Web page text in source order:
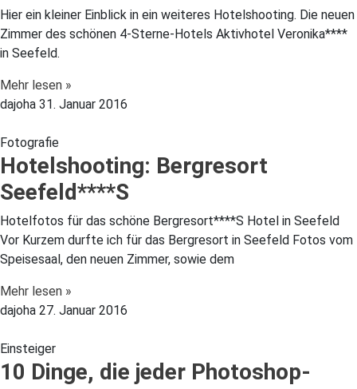
Hier ein kleiner Einblick in ein weiteres Hotelshooting. Die neuen
Zimmer des schönen 4-Sterne-Hotels Aktivhotel Veronika****
in Seefeld.
Mehr lesen »
dajoha 31. Januar 2016
Fotografie
Hotelshooting: Bergresort
Seefeld****S
Hotelfotos für das schöne Bergresort****S Hotel in Seefeld
Vor Kurzem durfte ich für das Bergresort in Seefeld Fotos vom
Speisesaal, den neuen Zimmer, sowie dem
Mehr lesen »
dajoha 27. Januar 2016
Einsteiger
10 Dinge, die jeder Photoshop-